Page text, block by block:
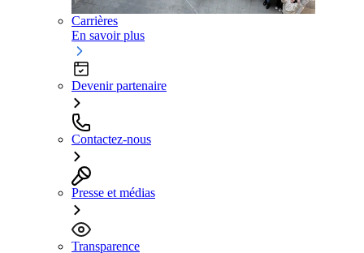
Carrières
En savoir plus
Devenir partenaire
Contactez-nous
Presse et médias
Transparence